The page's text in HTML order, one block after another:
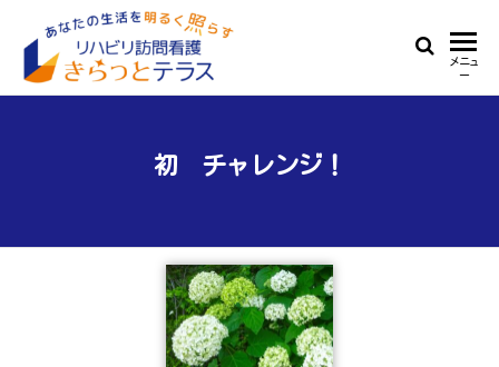
the
ハ
リ
問
看
護
き
生
活
く
照
ら
す
メニュ
ー
初 チャレンジ！